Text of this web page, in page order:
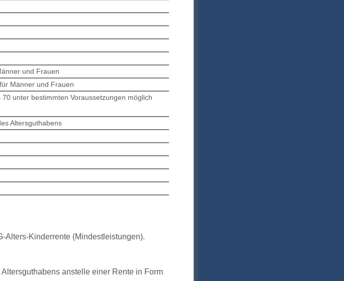
und Frauen
Männer und Frauen
70 unter bestimmten Voraussetzungen möglich
Altersguthabens
Alters-Kinderrente (Mindestleistungen).
anstelle einer Rente in Form